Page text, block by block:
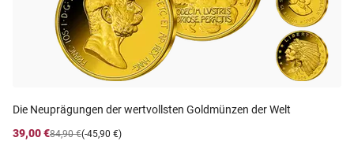
Die Neuprägungen der wertvollsten Goldmünzen der Welt
39,00 €
(-45,90 €)
84,90 €